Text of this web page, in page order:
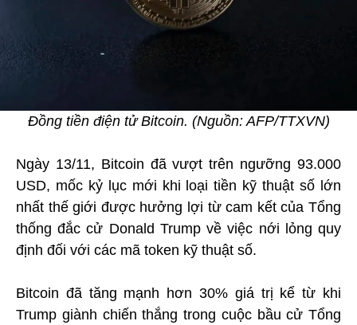
Đồng tiền điện tử Bitcoin. (Nguồn: AFP/TTXVN)
Ngày 13/11, Bitcoin đã vượt trên ngưỡng 93.000
USD, mốc kỷ lục mới khi loại tiền kỹ thuật số lớn
nhất thế giới được hưởng lợi từ cam kết của Tổng
thống đắc cử Donald Trump về việc nới lỏng quy
định đối với các mã token kỹ thuật số.
Bitcoin đã tăng mạnh hơn 30% giá trị kể từ khi
Trump giành chiến thắng trong cuộc bầu cử Tổng